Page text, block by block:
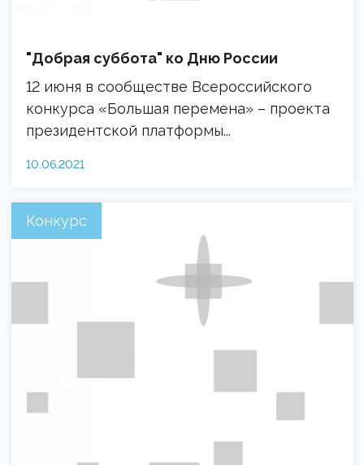
"Добрая суббота" ко Дню России
12 июня в сообществе Всероссийского
конкурса «Большая перемена» – проекта
президентской платформы...
10.06.2021
Конкурс